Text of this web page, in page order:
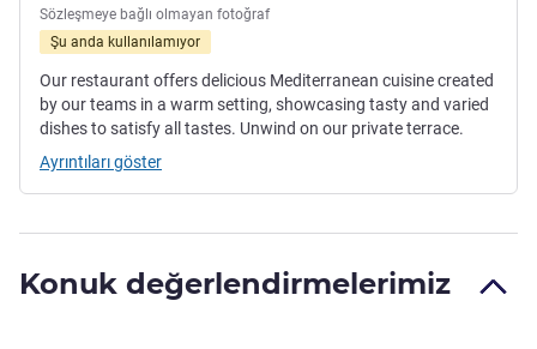
Sözleşmeye bağlı olmayan fotoğraf
Şu anda kullanılamıyor
Our restaurant offers delicious Mediterranean cuisine created
by our teams in a warm setting, showcasing tasty and varied
dishes to satisfy all tastes. Unwind on our private terrace.
Ayrıntıları göster
Konuk değerlendirmelerimiz